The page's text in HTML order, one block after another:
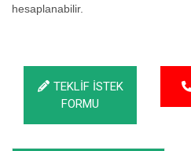
hesaplanabilir.
TEKLİF İSTEK
FORMU